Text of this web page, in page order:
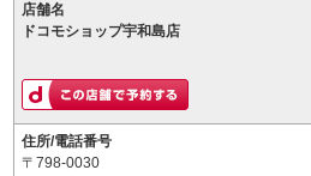
店舗名
ドコモショップ宇和島店
住所/電話番号
〒798-0030